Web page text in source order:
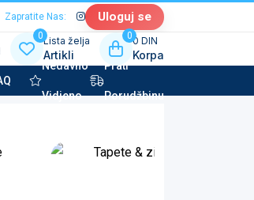
Zapratite Nas: Uloguj se
0Lista želja
Artikli
00 DIN
Korpa
Nedavno
Vidjeno
Prati
Porudžbinu